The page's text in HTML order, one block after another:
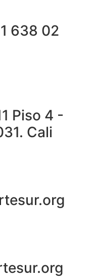
638 02
Piso 4 -
Cali